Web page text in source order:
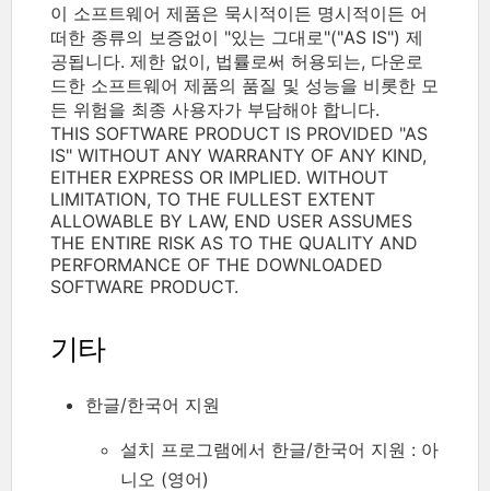
이 소프트웨어 제품은 묵시적이든 명시적이든 어
떠한 종류의 보증없이 "있는 그대로"("AS IS") 제
공됩니다. 제한 없이, 법률로써 허용되는, 다운로
드한 소프트웨어 제품의 품질 및 성능을 비롯한 모
든 위험을 최종 사용자가 부담해야 합니다.
THIS SOFTWARE PRODUCT IS PROVIDED "AS
IS" WITHOUT ANY WARRANTY OF ANY KIND,
EITHER EXPRESS OR IMPLIED. WITHOUT
LIMITATION, TO THE FULLEST EXTENT
ALLOWABLE BY LAW, END USER ASSUMES
THE ENTIRE RISK AS TO THE QUALITY AND
PERFORMANCE OF THE DOWNLOADED
SOFTWARE PRODUCT.
기타
한글/한국어 지원
설치 프로그램에서 한글/한국어 지원 : 아
니오 (영어)